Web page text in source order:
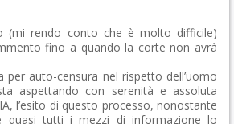
(mi rendo conto che è molto difficile)
fino a quando la corte non avrà
per auto-censura nel rispetto dell’uomo
aspettando con serenità e assoluta
l’esito di questo processo, nonostante
quasi tutti i mezzi di informazione lo